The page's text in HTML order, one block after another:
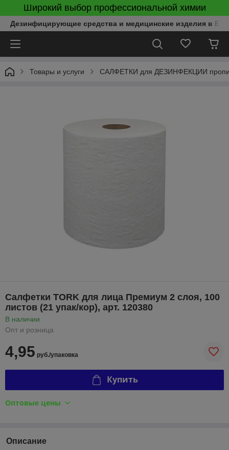
Широкий выбор профессиональной химии
Дезинфицирующие средства и медицинские изделия в
Товары и услуги САЛФЕТКИ для ДЕЗИНФЕКЦИИ
Салфетки TORK для лица Премиум 2 слоя, 100
листов (21 упак/кор), арт. 120380
В наличии
Опт и розница
4,95 руб./упаковка
Купить
Оптовые цены
Описание